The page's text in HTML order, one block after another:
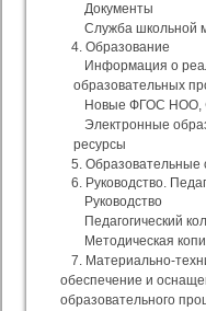
Документы
Служба школьной
4. Образование
Информация о
образовательных
Новые ФГОС
Электронные
ресурсы
5. Образовательные
6. Руководство.
Руководство
Педагогический
Методическая
7. Материально-
обеспечение и
образовательного